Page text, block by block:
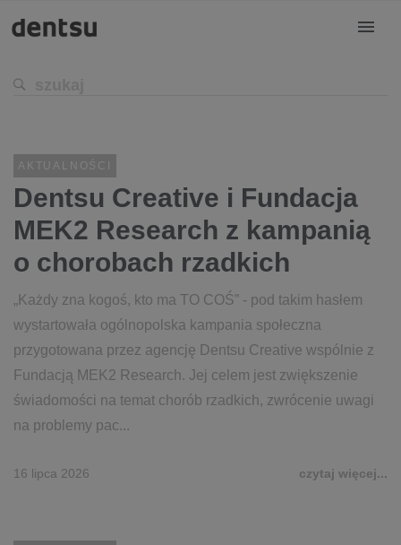
AKTUALNOŚCI
Dentsu Creative i Fundacja
MEK2 Research z kampanią
o chorobach rzadkich
„Każdy zna kogoś, kto ma TO COŚ” - pod takim hasłem
wystartowała ogólnopolska kampania społeczna
przygotowana przez agencję Dentsu Creative wspólnie z
Fundacją MEK2 Research. Jej celem jest zwiększenie
świadomości na temat chorób rzadkich, zwrócenie uwagi
na problemy pac...
16 lipca 2026 czytaj więcej...